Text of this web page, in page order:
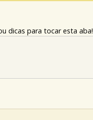
dicas para tocar esta aba!